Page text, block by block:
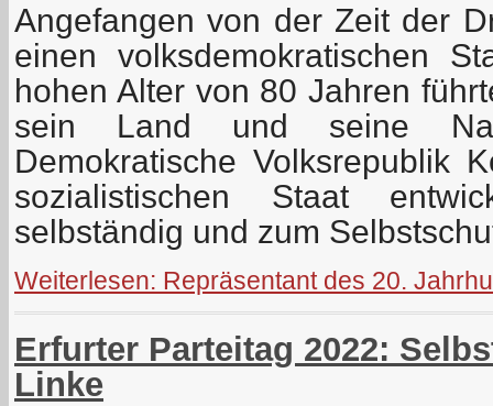
Angefangen von der Zeit der
einen volksdemokratischen
hohen Alter von 80 Jahren
sein Land und seine
Demokratische Volksrepublik
sozialistischen Staat
selbständig und zum
Weiterlesen: Repräsentant des 20.
Erfurter Parteitag 2022:
Linke